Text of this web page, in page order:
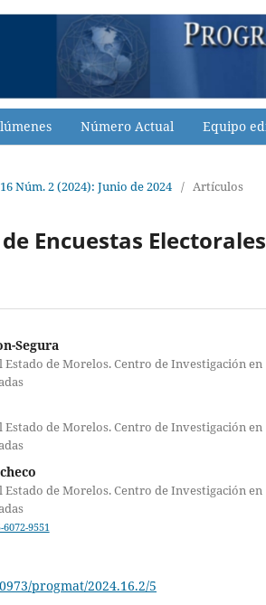
Número Actual Equipo
Núm. 2 (2024): Junio de 2024 / Artículos
Encuestas
Segura
de Morelos. Centro de Investigación en
de Morelos. Centro de Investigación en
de Morelos. Centro de Investigación en
9551
progmat/2024.16.2/5